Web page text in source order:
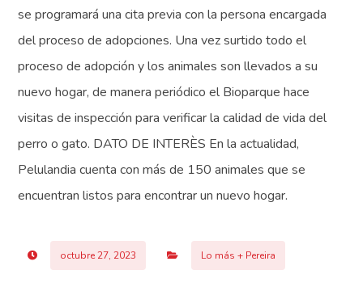
se programará una cita previa con la persona encargada
del proceso de adopciones. Una vez surtido todo el
proceso de adopción y los animales son llevados a su
nuevo hogar, de manera periódico el Bioparque hace
visitas de inspección para verificar la calidad de vida del
perro o gato. DATO DE INTERÈS En la actualidad,
Pelulandia cuenta con más de 150 animales que se
encuentran listos para encontrar un nuevo hogar.
octubre 27, 2023 Lo más + Pereira